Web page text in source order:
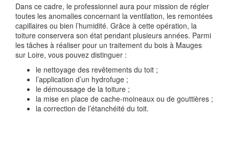
Dans ce cadre, le professionnel aura pour mission de régler
toutes les anomalies concernant la ventilation, les remontées
capillaires ou bien l’humidité. Grâce à cette opération, la
toiture conservera son état pendant plusieurs années. Parmi
les tâches à réaliser pour un traitement du bois à Mauges
sur Loire, vous pouvez distinguer :
le nettoyage des revêtements du toit ;
l’application d’un hydrofuge ;
le démoussage de la toiture ;
la mise en place de cache-moineaux ou de gouttières ;
la correction de l’étanchéité du toit.